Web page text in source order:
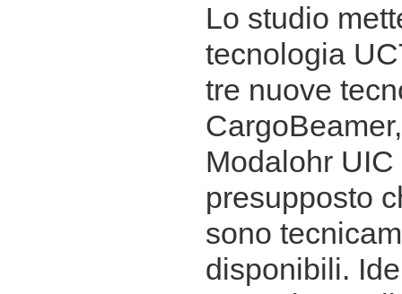
Lo studio
tecnologia
tre nuove
Modalohr
presupposto
sono
disponibili.